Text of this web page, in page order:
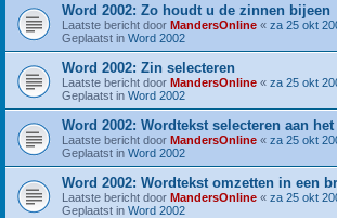
Word 2002: Zo houdt u de zinnen bijeen
Laatste bericht door MandersOnline « za 25 okt
Geplaatst in Word 2002
Word 2002: Zin selecteren
Laatste bericht door MandersOnline « za 25 okt
Geplaatst in Word 2002
Word 2002: Wordtekst selecteren aan
Laatste bericht door MandersOnline « za 25 okt
Geplaatst in Word 2002
Word 2002: Wordtekst omzetten in een
Laatste bericht door MandersOnline « za 25 okt
Geplaatst in Word 2002